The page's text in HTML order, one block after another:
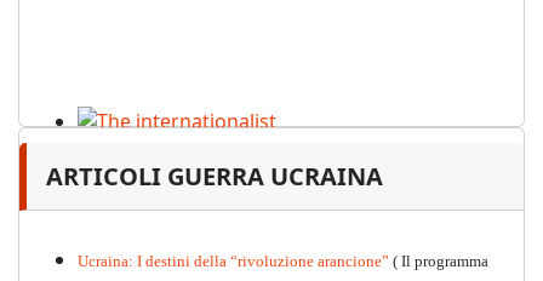
PDF n.12, 2026
ARTICOLI GUERRA UCRAINA
Ucraina: I destini della “rivoluzione arancione” ( Il programma